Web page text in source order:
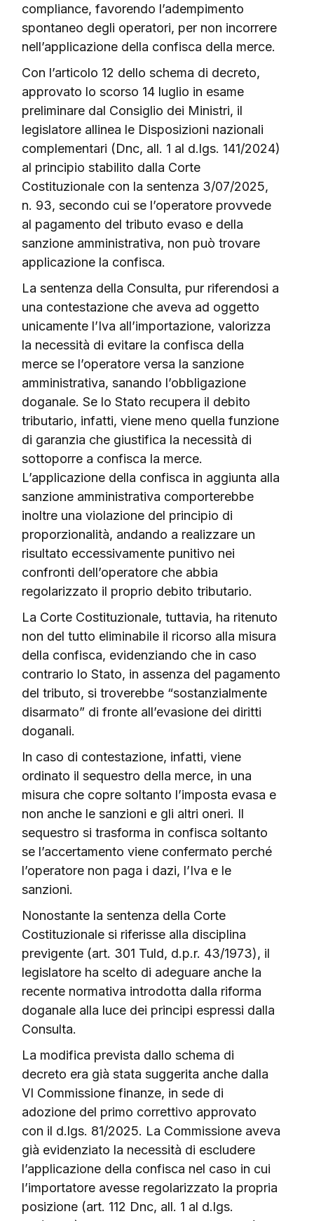
compliance, favorendo l’adempimento
spontaneo degli operatori, per non incorrere
nell’applicazione della confisca della merce.
Con l’articolo 12 dello schema di decreto,
approvato lo scorso 14 luglio in esame
preliminare dal Consiglio dei Ministri, il
legislatore allinea le Disposizioni nazionali
complementari (Dnc, all. 1 al d.lgs. 141/2024)
al principio stabilito dalla Corte
Costituzionale con la sentenza 3/07/2025,
n. 93, secondo cui se l’operatore provvede
al pagamento del tributo evaso e della
sanzione amministrativa, non può trovare
applicazione la confisca.
La sentenza della Consulta, pur riferendosi a
una contestazione che aveva ad oggetto
unicamente l’Iva all’importazione, valorizza
la necessità di evitare la confisca della
merce se l’operatore versa la sanzione
amministrativa, sanando l’obbligazione
doganale. Se lo Stato recupera il debito
tributario, infatti, viene meno quella funzione
di garanzia che giustifica la necessità di
sottoporre a confisca la merce.
L’applicazione della confisca in aggiunta alla
sanzione amministrativa comporterebbe
inoltre una violazione del principio di
proporzionalità, andando a realizzare un
risultato eccessivamente punitivo nei
confronti dell’operatore che abbia
regolarizzato il proprio debito tributario.
La Corte Costituzionale, tuttavia, ha ritenuto
non del tutto eliminabile il ricorso alla misura
della confisca, evidenziando che in caso
contrario lo Stato, in assenza del pagamento
del tributo, si troverebbe “sostanzialmente
disarmato” di fronte all’evasione dei diritti
doganali.
In caso di contestazione, infatti, viene
ordinato il sequestro della merce, in una
misura che copre soltanto l’imposta evasa e
non anche le sanzioni e gli altri oneri. Il
sequestro si trasforma in confisca soltanto
se l’accertamento viene confermato perché
l’operatore non paga i dazi, l’Iva e le
sanzioni.
Nonostante la sentenza della Corte
Costituzionale si riferisse alla disciplina
previgente (art. 301 Tuld, d.p.r. 43/1973), il
legislatore ha scelto di adeguare anche la
recente normativa introdotta dalla riforma
doganale alla luce dei principi espressi dalla
Consulta.
La modifica prevista dallo schema di
decreto era già stata suggerita anche dalla
VI Commissione finanze, in sede di
adozione del primo correttivo approvato
con il d.lgs. 81/2025. La Commissione aveva
già evidenziato la necessità di escludere
l’applicazione della confisca nel caso in cui
l’importatore avesse regolarizzato la propria
posizione (art. 112 Dnc, all. 1 al d.lgs.